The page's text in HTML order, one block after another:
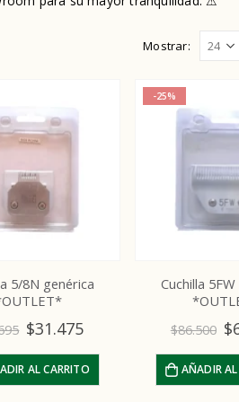
Mostrar:
5/8N genérica
$31.475
AL CARRITO
-25%
Cuchilla
$86.500 $
AÑADIR
Repuesto cortante cerámico #40 #50 Oveja Negra